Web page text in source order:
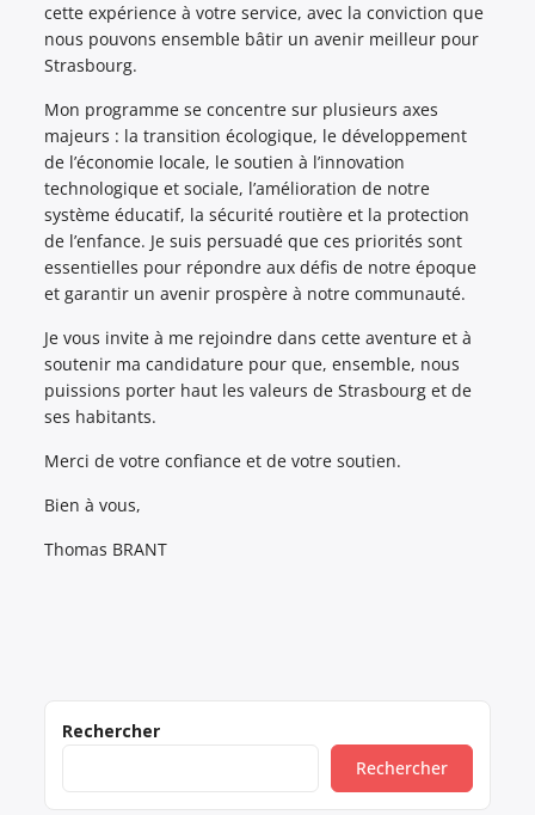
cette expérience à votre service, avec la conviction que
nous pouvons ensemble bâtir un avenir meilleur pour
Strasbourg.
Mon programme se concentre sur plusieurs axes
majeurs : la transition écologique, le développement
de l’économie locale, le soutien à l’innovation
technologique et sociale, l’amélioration de notre
système éducatif, la sécurité routière et la protection
de l’enfance. Je suis persuadé que ces priorités sont
essentielles pour répondre aux défis de notre époque
et garantir un avenir prospère à notre communauté.
Je vous invite à me rejoindre dans cette aventure et à
soutenir ma candidature pour que, ensemble, nous
puissions porter haut les valeurs de Strasbourg et de
ses habitants.
Merci de votre confiance et de votre soutien.
Bien à vous,
Thomas BRANT
Rechercher
Rechercher